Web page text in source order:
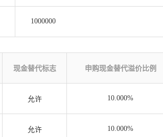
1000000
现金替代标志 申购现金替代溢价比例
允许 10.000%
允许 10.000%